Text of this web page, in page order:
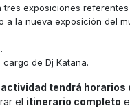
tres exposiciones referentes
a la nueva exposición del
de Dj Katana.
tendrá horarios
el itinerario completo